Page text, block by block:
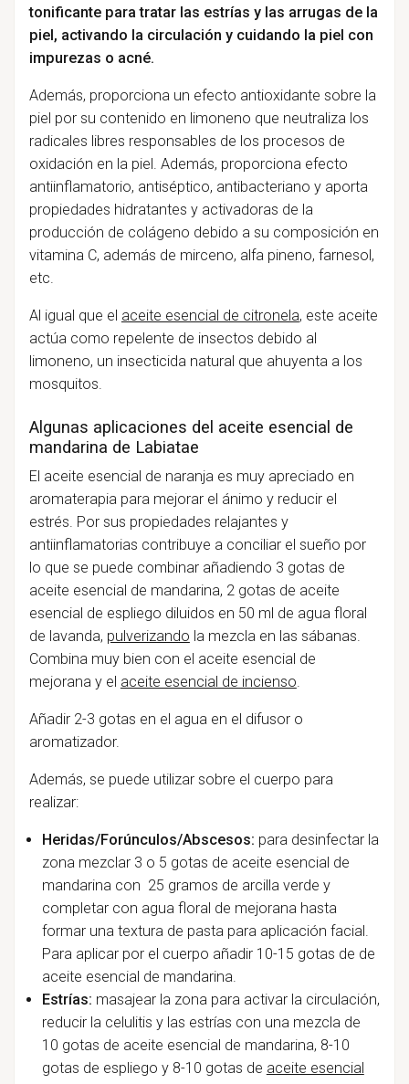
tonificante para tratar las estrías y las arrugas de la
piel, activando la circulación y cuidando la piel con
impurezas o acné.
Además, proporciona un efecto antioxidante sobre la
piel por su contenido en limoneno que neutraliza los
radicales libres responsables de los procesos de
oxidación en la piel. Además, proporciona efecto
antiinflamatorio, antiséptico, antibacteriano y aporta
propiedades hidratantes y activadoras de la
producción de colágeno debido a su composición en
vitamina C, además de mirceno, alfa pineno, farnesol,
etc.
Al igual que el aceite esencial de citronela, este aceite
actúa como repelente de insectos debido al
limoneno, un insecticida natural que ahuyenta a los
mosquitos.
Algunas aplicaciones del aceite esencial de
mandarina de Labiatae
El aceite esencial de naranja es muy apreciado en
aromaterapia para mejorar el ánimo y reducir el
estrés. Por sus propiedades relajantes y
antiinflamatorias contribuye a conciliar el sueño por
lo que se puede combinar añadiendo 3 gotas de
aceite esencial de mandarina, 2 gotas de aceite
esencial de espliego diluidos en 50 ml de agua floral
de lavanda, pulverizando la mezcla en las sábanas.
Combina muy bien con el aceite esencial de
mejorana y el aceite esencial de incienso.
Añadir 2-3 gotas en el agua en el difusor o
aromatizador.
Además, se puede utilizar sobre el cuerpo para
realizar:
Heridas/Forúnculos/Abscesos: para desinfectar la
zona mezclar 3 o 5 gotas de aceite esencial de
mandarina con 25 gramos de arcilla verde y
completar con agua floral de mejorana hasta
formar una textura de pasta para aplicación facial.
Para aplicar por el cuerpo añadir 10-15 gotas de de
aceite esencial de mandarina.
Estrías: masajear la zona para activar la circulación,
reducir la celulitis y las estrías con una mezcla de
10 gotas de aceite esencial de mandarina, 8-10
gotas de espliego y 8-10 gotas de aceite esencial